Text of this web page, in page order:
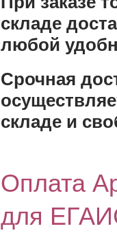
складе
любой
Срочная
складе и
Оплата
для